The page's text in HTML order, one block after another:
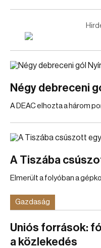
Négy debreceni
A DEAC elhozta a három
A Tiszába
Elmerült a folyóban a
Gazdaság
Uniós források:
a közlekedés